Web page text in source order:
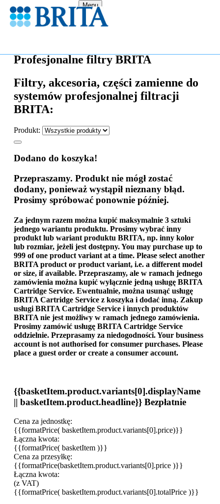
Menu
Profesjonalne filtry BRITA
Filtry, akcesoria, części zamienne do
systemów profesjonalnej filtracji
BRITA:
Produkt:
Dodano do koszyka!
Przepraszamy. Produkt nie mógł zostać
dodany, ponieważ wystąpił nieznany błąd.
Prosimy spróbować ponownie później.
Za jednym razem można kupić maksymalnie 3 sztuki
jednego wariantu produktu. Prosimy wybrać inny
produkt lub wariant produktu BRITA, np. inny kolor
lub rozmiar, jeżeli jest dostępny.You may purchase up to
999 of one product variant at a time. Please select another
BRITA product or product variant, i.e. a different model
or size, if available. Przepraszamy, ale w ramach jednego
zamówienia można kupić wyłącznie jedną usługę BRITA
Cartridge Service. Ewentualnie, można usunąć usługę
BRITA Cartridge Service z koszyka i dodać inną. Zakup
usługi BRITA Cartridge Service i innych produktów
BRITA nie jest możliwy w ramach jednego zamówienia.
Prosimy zamówić usługę BRITA Cartridge Service
oddzielnie. Przeprasamy za niedogodności.Your business
account is not authorised for consumer purchases. Please
place a guest order or create a consumer account.
{{basketItem.product.variants[0].displayName
|| basketItem.product.headline}} Bezpłatnie
Cena za jednostkę:
{{formatPrice( basketItem.product.variants[0].price)}}
Łączna kwota:
{{formatPrice( basketItem )}}
Cena za przesyłkę:
{{formatPrice(basketItem.product.variants[0].price )}}
Łączna kwota:
(z VAT)
{{formatPrice( basketItem.product.variants[0].totalPrice )}}